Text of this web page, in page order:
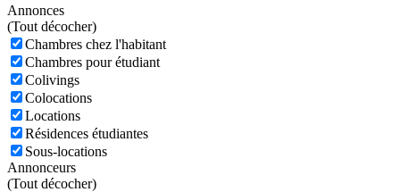
Annonces
(Tout décocher)
Chambres chez l'habitant
Chambres pour étudiant
Colivings
Colocations
Locations
Résidences étudiantes
Sous-locations
Annonceurs
(Tout décocher)